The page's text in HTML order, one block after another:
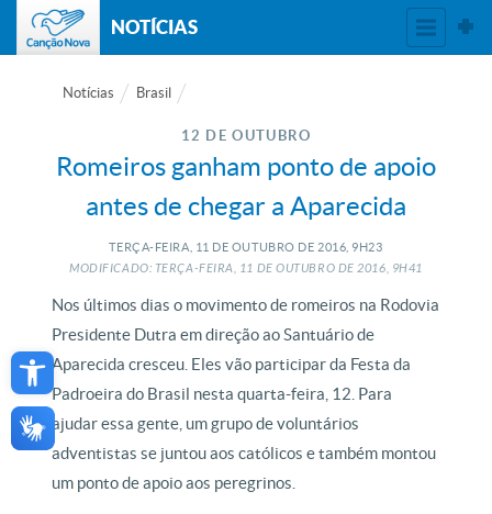
Open toolbar
NOTÍCIAS
Notícias Brasil
12 DE OUTUBRO
Romeiros ganham ponto de apoio
antes de chegar a Aparecida
TERÇA-FEIRA, 11 DE OUTUBRO DE 2016, 9H23
MODIFICADO: TERÇA-FEIRA, 11 DEOUTUBRO DE2016, 9H41
Nos últimos dias o movimento de romeiros na Rodovia
Presidente Dutra em direção ao Santuário de
Aparecida cresceu. Eles vão participar da Festa da
Padroeira do Brasil nesta quarta-feira, 12. Para
ajudar essa gente, um grupo de voluntários
adventistas se juntou aos católicos e também montou
um ponto de apoio aos peregrinos.